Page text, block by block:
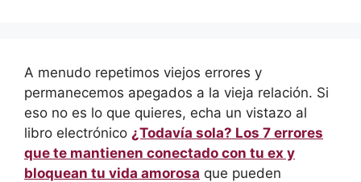
A menudo repetimos viejos errores y
permanecemos apegados a la vieja relación. Si
eso no es lo que quieres, echa un vistazo al
libro electrónico ¿Todavía sola? Los 7 errores
que te mantienen conectado con tu ex y
bloquean tu vida amorosa que pueden